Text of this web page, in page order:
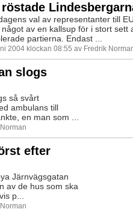
röstade
val av representanter till
något av en kallsup för i stort sett
partierna. Endast ...
2004 klockan 08:55 av Fredrik
slogs
så svårt
ambulans till
en man som ...
efter
Järnvägsgatan
av de hus som ska
p...